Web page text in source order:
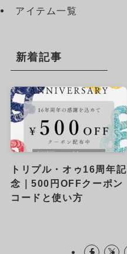
アイテム一覧
新着記事
トリプル・オゥ16周年記
念｜500円OFFクーポン
コードと使い方